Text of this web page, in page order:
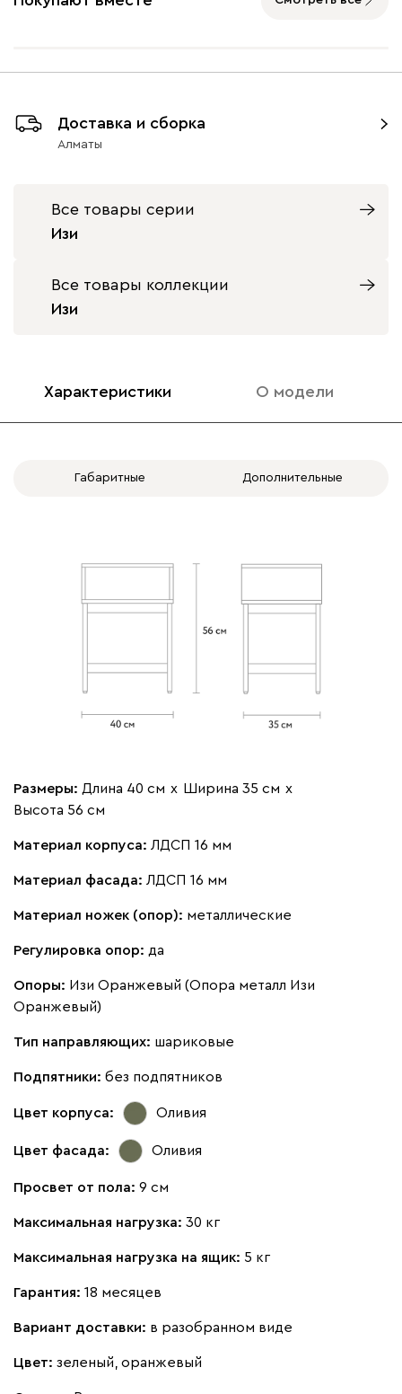
Доставка и сборка
Алматы
Все товары серии
Изи
Все товары коллекции
Изи
Характеристики О модели
Габаритные Дополнительные
Размеры: Длина 40 см х Ширина 35 см х
Высота 56 см
Материал корпуса: ЛДСП 16 мм
Материал фасада: ЛДСП 16 мм
Материал ножек (опор): металлические
Регулировка опор: да
Опоры: Изи Оранжевый (Опора металл Изи
Оранжевый)
Тип направляющих: шариковые
Подпятники: без подпятников
Цвет корпуса: Оливия
Цвет фасада: Оливия
Просвет от пола: 9 см
Максимальная нагрузка: 30 кг
Максимальная нагрузка на ящик: 5 кг
Гарантия: 18 месяцев
Вариант доставки: в разобранном виде
Цвет: зеленый, оранжевый